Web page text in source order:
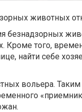
животных
безнадзорных
Кроме того,
найти себе
вольера.